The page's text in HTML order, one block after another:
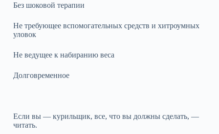
Без шоковой терапии
Не требующее вспомогательных средств и хитроумных
уловок
Не ведущее к набиранию веса
Долговременное
Если вы — курильщик, все, что вы должны сделать, —
читать.